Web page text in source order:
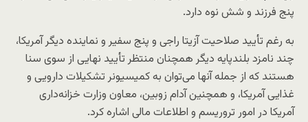
پنج فرزند و شش نوه دارد.
به رغم تأیید صلاحیت آزیتا راجی و پنج سفیر و نماینده دیگر آمریکا،
چند نامزد بلندپایه دیگر همچنان منتظر تأیید نهایی از سوی سنا
هستند که از جمله آنها می‌توان به کمیسیونر تشکیلات دارویی و
غذایی آمریکا، و همچنین آدام زوبین، معاون وزارت خزانه‌داری
آمریکا در امور تروریسم و اطلاعات مالی اشاره کرد.